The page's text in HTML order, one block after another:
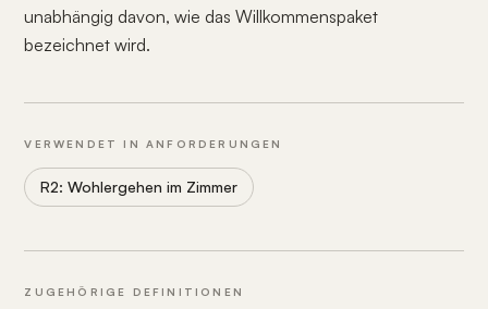
unabhängig davon, wie das Willkommenspaket
bezeichnet wird.
VERWENDET IN ANFORDERUNGEN
R2: Wohlergehen im Zimmer
ZUGEHÖRIGE DEFINITIONEN